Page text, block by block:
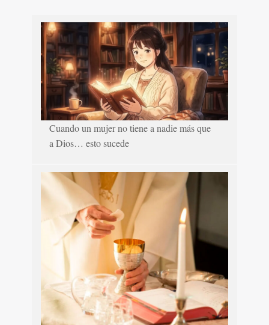
Cuando un mujer no tiene a nadie más que
a Dios… esto sucede